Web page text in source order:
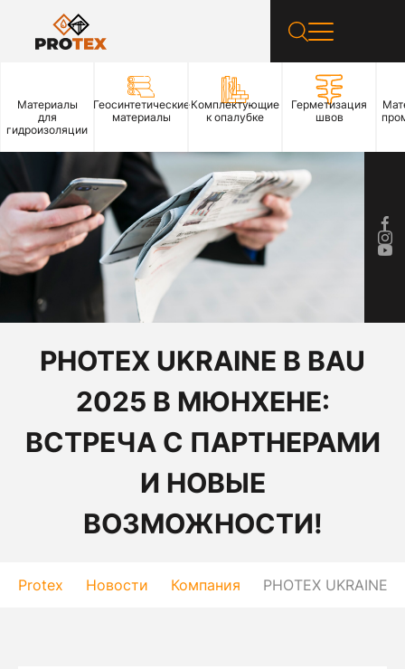
Материалы
для
гидроизоляции
Геосинтетические
материалы
Комплектующие
к опалубке
Герметизация
швов
PHOTEX UKRAINE В BAU
2025 В МЮНХЕНЕ:
ВСТРЕЧА С ПАРТНЕРАМИ
И НОВЫЕ
ВОЗМОЖНОСТИ!
Protex Новости Компания PHOTEX